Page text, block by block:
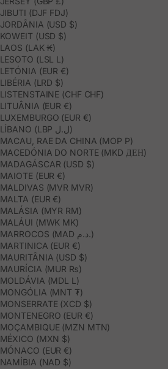
JIBUTI (DJF FDJ)
JORDÂNIA (USD $)
KOWEIT (USD $)
LAOS (LAK ₭)
LESOTO (LSL L)
LETÓNIA (EUR €)
LIBÉRIA (LRD $)
LISTENSTAINE (CHF CHF)
LITUÂNIA (EUR €)
LUXEMBURGO (EUR €)
LÍBANO (LBP ل.ل)
MACAU, RAE DA CHINA (MOP P)
MACEDÓNIA DO NORTE (MKD ДЕН)
MADAGÁSCAR (USD $)
MAIOTE (EUR €)
MALDIVAS (MVR MVR)
MALTA (EUR €)
MALÁSIA (MYR RM)
MALÁUI (MWK MK)
MARROCOS (MAD د.م.)
MARTINICA (EUR €)
MAURITÂNIA (USD $)
MAURÍCIA (MUR ₨)
MOLDÁVIA (MDL L)
MONGÓLIA (MNT ₮)
MONSERRATE (XCD $)
MONTENEGRO (EUR €)
MOÇAMBIQUE (MZN MTN)
MÉXICO (MXN $)
MÓNACO (EUR €)
NAMÍBIA (NAD $)